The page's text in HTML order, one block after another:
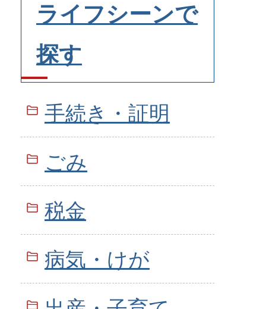
ライフシーンで
探す
手続き・証明
ごみ
税金
病気・けが